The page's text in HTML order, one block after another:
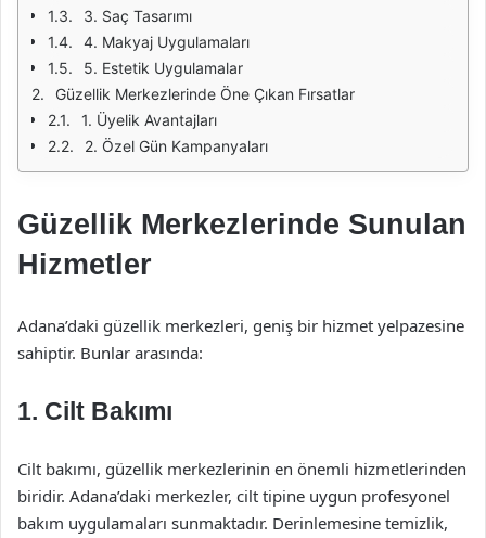
3. Saç Tasarımı
4. Makyaj Uygulamaları
5. Estetik Uygulamalar
Güzellik Merkezlerinde Öne Çıkan Fırsatlar
1. Üyelik Avantajları
2. Özel Gün Kampanyaları
Güzellik Merkezlerinde Sunulan
Hizmetler
Adana’daki güzellik merkezleri, geniş bir hizmet yelpazesine
sahiptir. Bunlar arasında:
1. Cilt Bakımı
Cilt bakımı, güzellik merkezlerinin en önemli hizmetlerinden
biridir. Adana’daki merkezler, cilt tipine uygun profesyonel
bakım uygulamaları sunmaktadır. Derinlemesine temizlik,